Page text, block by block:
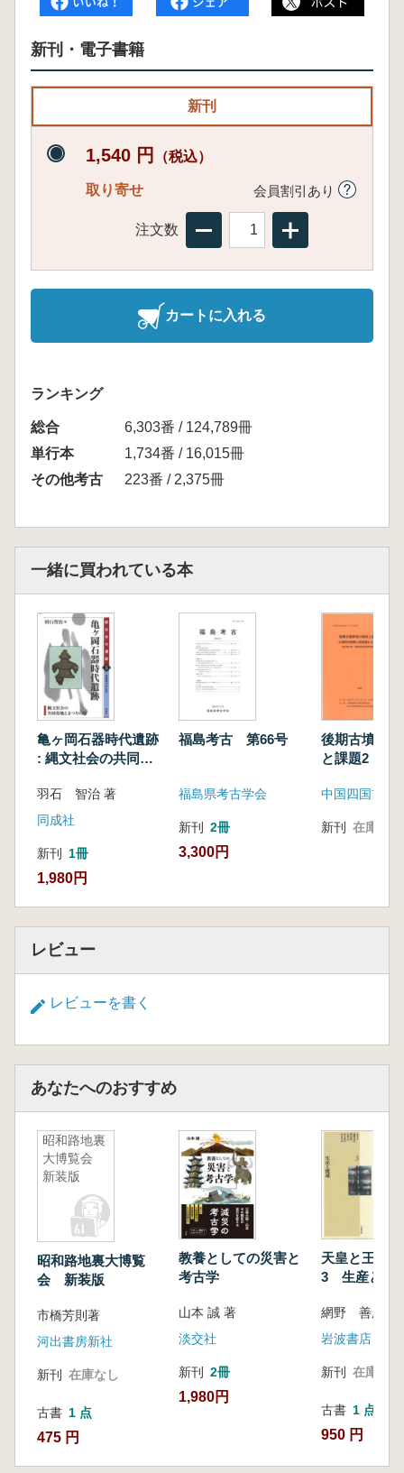
新刊・電子書籍
新刊
1,540 円 （税込）
取り寄せ 会員割引あり
注文数
カートに入れる
ランキング
総合
6,303番 / 124,789冊
単行本
1,734番 / 16,015冊
その他考古
223番 / 2,375冊
一緒に買われている本
亀ヶ岡石器時代遺跡
: 縄文社会の共同墓
羽石 智治 著
同成社
新刊 1冊
1,980円
福島考古 第66号
福島県考古学会
新刊 2冊
3,300円
後期古墳研
と課題2 古
て
新刊 在庫なし
レビュー
レビューを書く
あなたへのおすすめ
昭和路地裏
大博覧会
新装版
昭和路地裏大博覧
会 新装版
市橋芳則著
河出書房新社
新刊 在庫なし
古書 1 点
475 円
教養としての災害と
考古学
山本 誠 著
淡交社
新刊 2冊
1,980円
天皇と王権
3 生産と流
網野 善彦
岩波書店
新刊 在庫なし
古書 1 点
950 円